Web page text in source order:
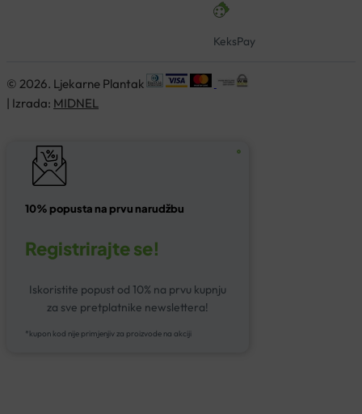
KeksPay
© 2026. Ljekarne Plantak
| Izrada: MIDNEL
10% popusta na prvu narudžbu
Registrirajte se!
Iskoristite popust od 10% na prvu kupnju
za sve pretplatnike newslettera!
*kupon kod nije primjenjiv za proizvode na akciji